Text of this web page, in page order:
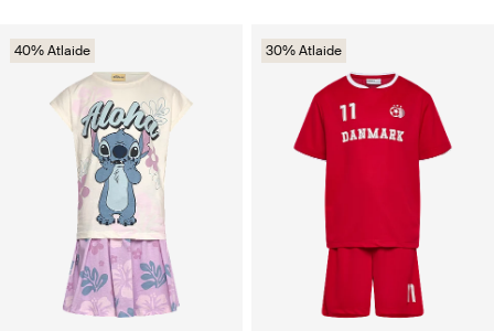
40% Atlaide 30% Atlaide